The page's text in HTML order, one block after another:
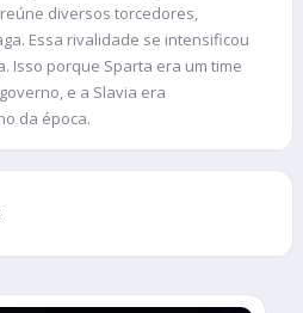
diversos torcedores,
Essa rivalidade se intensificou
Isso porque Sparta era um time
e a Slavia era
da época.